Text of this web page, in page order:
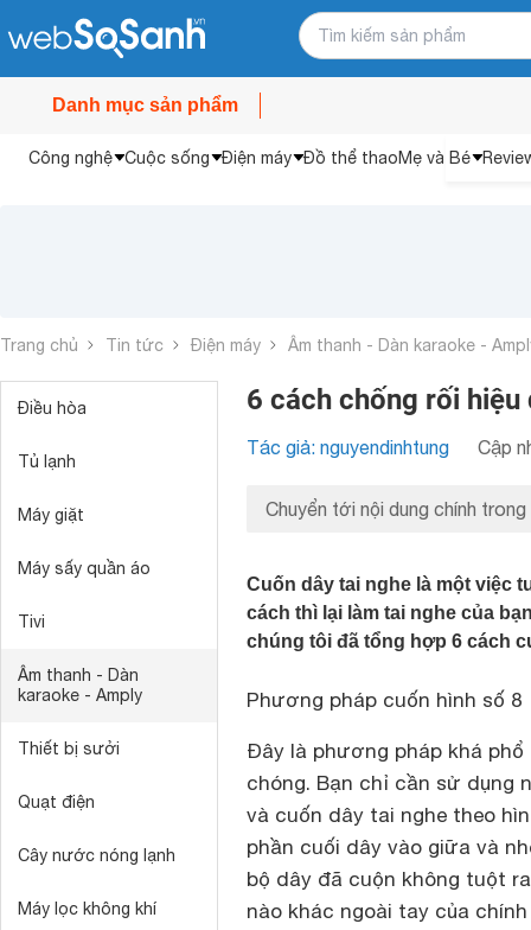
Danh mục sản phẩm
Công nghệ Cuộc sống Điện máy Đồ thể thaoMẹ và Bé
Trang chủ Tin tức Điện máy Âm thanh - Dàn karaoke -
Điều hòa
Tủ lạnh
Máy giặt
Máy sấy quần áo
Tivi
Âm thanh - Dàn
karaoke - Amply
Thiết bị sưởi
Quạt điện
Cây nước nóng lạnh
Máy lọc không khí
6 cách chống rối hiệu
Tác giả: nguyendinhtung Cập
Chuyển tới nội dung chính trong
Cuốn dây tai nghe là một việc
cách thì lại làm tai nghe của
chúng tôi đã tổng hợp 6 cách
Phương pháp cuốn hình số 8
Đây là phương pháp khá phổ
chóng. Bạn chỉ cần sử dụng
và cuốn dây tai nghe theo
phần cuối dây vào giữa và
bộ dây đã cuộn không tuột
nào khác ngoài tay của